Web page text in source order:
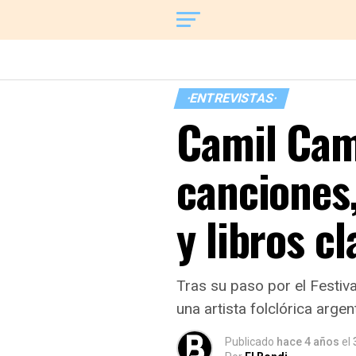
·ENTREVISTAS·
Camil
y libros
Tras su paso por el
una artista folclórica
Publicado hace 4 años el